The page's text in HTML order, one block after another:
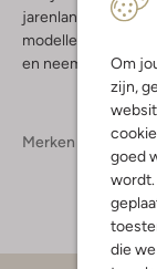
Om
zijn,
goed
wordt.
die
jarenlang heel wat
modellen in de
en neem maar
Merken
Maripe